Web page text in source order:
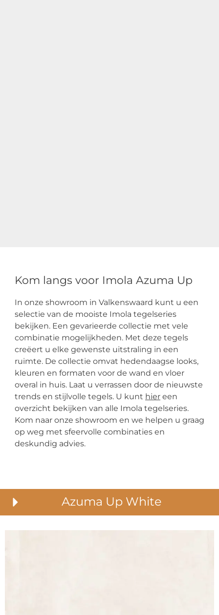
Kom langs voor Imola Azuma Up
In onze showroom in Valkenswaard kunt u een
selectie van de mooiste Imola tegelseries
bekijken. Een gevarieerde collectie met vele
combinatie mogelijkheden. Met deze tegels
creëert u elke gewenste uitstraling in een
ruimte. De collectie omvat hedendaagse looks,
kleuren en formaten voor de wand en vloer
overal in huis. Laat u verrassen door de nieuwste
trends en stijlvolle tegels. U kunt hier een
overzicht bekijken van alle Imola tegelseries.
Kom naar onze showroom en we helpen u graag
op weg met sfeervolle combinaties en
deskundig advies.
Azuma Up White